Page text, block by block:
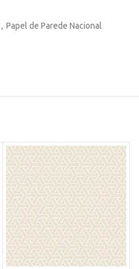
, Papel de Parede Nacional